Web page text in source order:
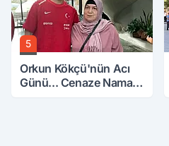
5
Orkun Kökçü'nün Acı
Günü... Cenaze Namazı